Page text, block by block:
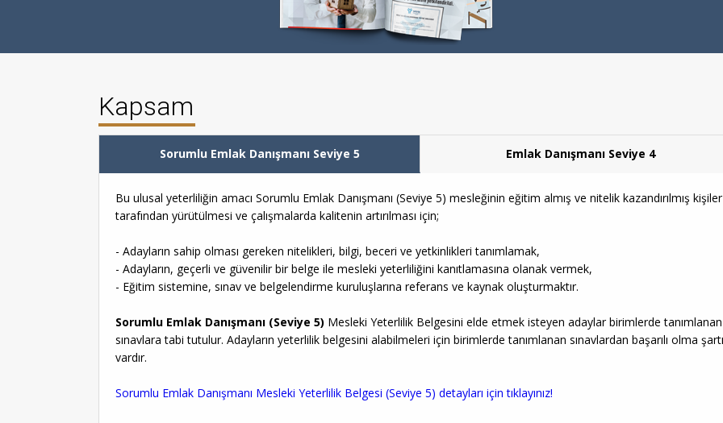
Kapsam
Sorumlu Emlak Danışmanı Seviye 5 Emlak Danışmanı Seviye 4
Bu ulusal yeterliliğin amacı Sorumlu Emlak Danışmanı (Seviye 5) mesleğinin eğitim almış ve nitelik kazandırılmış kişiler
tarafından yürütülmesi ve çalışmalarda kalitenin artırılması için;
- Adayların sahip olması gereken nitelikleri, bilgi, beceri ve yetkinlikleri tanımlamak,
- Adayların, geçerli ve güvenilir bir belge ile mesleki yeterliliğini kanıtlamasına olanak vermek,
- Eğitim sistemine, sınav ve belgelendirme kuruluşlarına referans ve kaynak oluşturmaktır.
Sorumlu Emlak Danışmanı (Seviye 5) Mesleki Yeterlilik Belgesini elde etmek isteyen adaylar birimlerde tanımlanan
sınavlara tabi tutulur. Adayların yeterlilik belgesini alabilmeleri için birimlerde tanımlanan sınavlardan başarılı olma şartı
vardır.
Sorumlu Emlak Danışmanı Mesleki Yeterlilik Belgesi (Seviye 5) detayları için tıklayınız!